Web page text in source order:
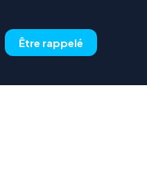
Être rappelé